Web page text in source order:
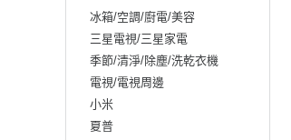
冰箱/空調/廚電/美容
三星電視/三星家電
季節/清淨/除塵/洗乾衣機
電視/電視周邊
小米
夏普